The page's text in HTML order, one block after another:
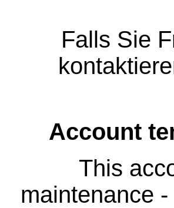
Falls Sie
Account
This
maintenance